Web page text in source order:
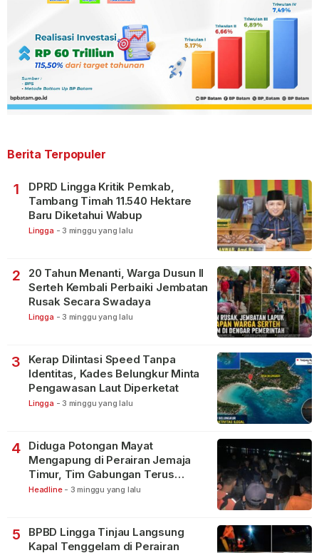
Berita Terpopuler
1
DPRD Lingga Kritik Pemkab,
Tambang Timah 11.540 Hektare
Baru Diketahui Wabup
Lingga - 3 minggu yang lalu
2
20 Tahun Menanti, Warga Dusun II
Serteh Kembali Perbaiki Jembatan
Rusak Secara Swadaya
Lingga - 3 minggu yang lalu
3
Kerap Dilintasi Speed Tanpa
Identitas, Kades Belungkur Minta
Pengawasan Laut Diperketat
Lingga - 3 minggu yang lalu
4
Diduga Potongan Mayat
Mengapung di Perairan Jemaja
Timur, Tim Gabungan Terus
Lakukan Pencarian
Headline - 3 minggu yang lalu
5
BPBD Lingga Tinjau Langsung
Kapal Tenggelam di Perairan